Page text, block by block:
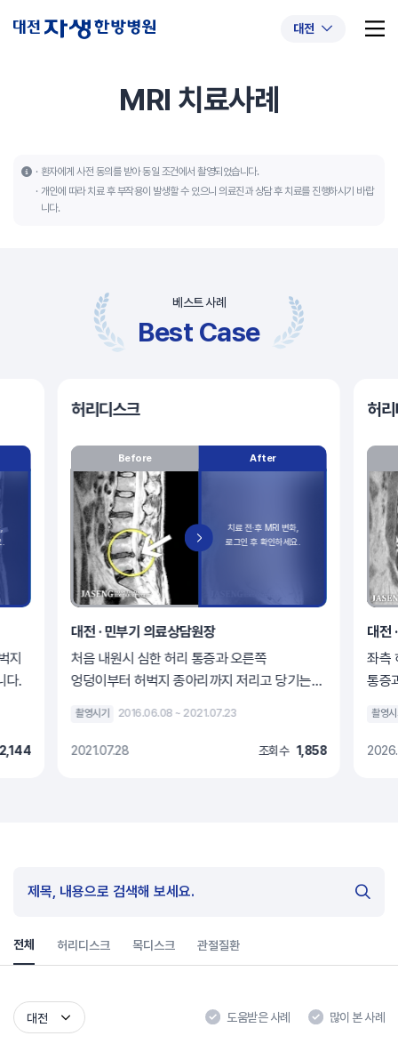
대전
#초음파약침 #척추압박골절
#교통사고후유증 #허리디스크 #목디스크
MRI 치료사례
환자에게 사전 동의를 받아 동일 조건에서 촬영되었습니다.
개인에 따라 치료 후 부작용이 발생할 수 있으니 의료진과 상담 후 치료를 진행하시기 바랍
니다.
베스트 사례
Best Case
지
다.
허리디스크
Before After
대전 · 민부기 의료상담원장
처음 내원시 심한 허리 통증과 오른쪽
엉덩이부터 허벅지 종아리까지 저리고 당기는
촬영시기 2016.06.08 ~ 2021.07.23
2021.07.28 조회수 1,858
허
대전
좌측
통증
촬영
전체 허리디스크 목디스크 관절질환
대전 도움받은 사례 많이 본 사례